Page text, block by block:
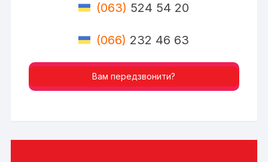
(063) 524 54 20
(066) 232 46 63
Вам передзвонити?